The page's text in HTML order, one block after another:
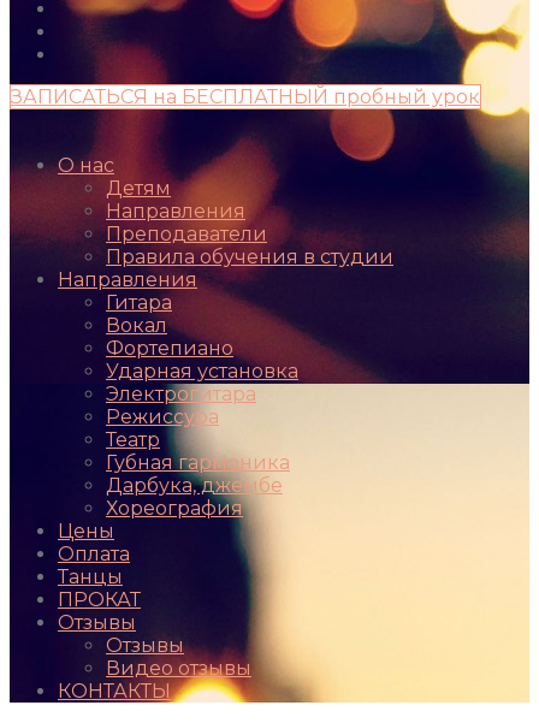
ЗАПИСАТЬСЯ на БЕСПЛАТНЫЙ пробный урок
О нас
Детям
Направления
Преподаватели
Правила обучения в студии
Направления
Гитара
Вокал
Фортепиано
Ударная установка
Электрогитара
Режиссура
Театр
Губная гармоника
Дарбука, джембе
Хореография
Цены
Оплата
Танцы
ПРОКАТ
Отзывы
Отзывы
Видео отзывы
КОНТАКТЫ